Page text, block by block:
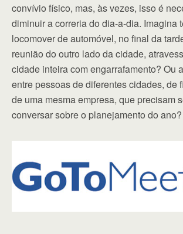
convívio físico, mas, às vezes, isso é
diminuir a correria do dia-a-dia. Imagina
locomover de automóvel, no final da
reunião do outro lado da cidade,
cidade inteira com engarrafamento? Ou
entre pessoas de diferentes cidades, de
de uma mesma empresa, que precisam
conversar sobre o planejamento do ano?